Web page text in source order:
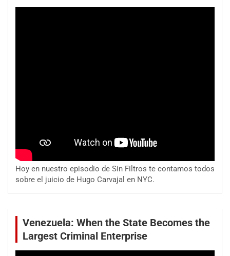
Hoy en nuestro episodio de Sin Filtros te contamos todos
sobre el juicio de Hugo Carvajal en NYC.
Venezuela: When the State Becomes the
Largest Criminal Enterprise